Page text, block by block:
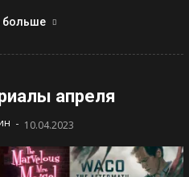
больше
апреля
- 10.04.2023